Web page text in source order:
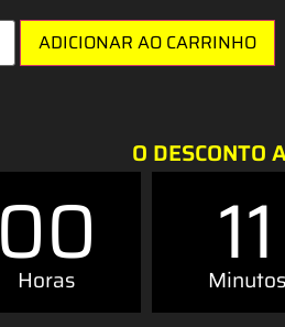
ADICIONAR AO CARRINHO
O DESCONTO
00
Horas 11
Minutos